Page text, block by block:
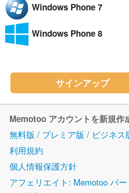
Windows Phone 7
Windows Phone 8
サインアップ
Memotoo アカウントを新規作
無料版 / プレミア版 / ビジネス
利用規約
個人情報保護方針
アフェリエイト: Memotoo パ